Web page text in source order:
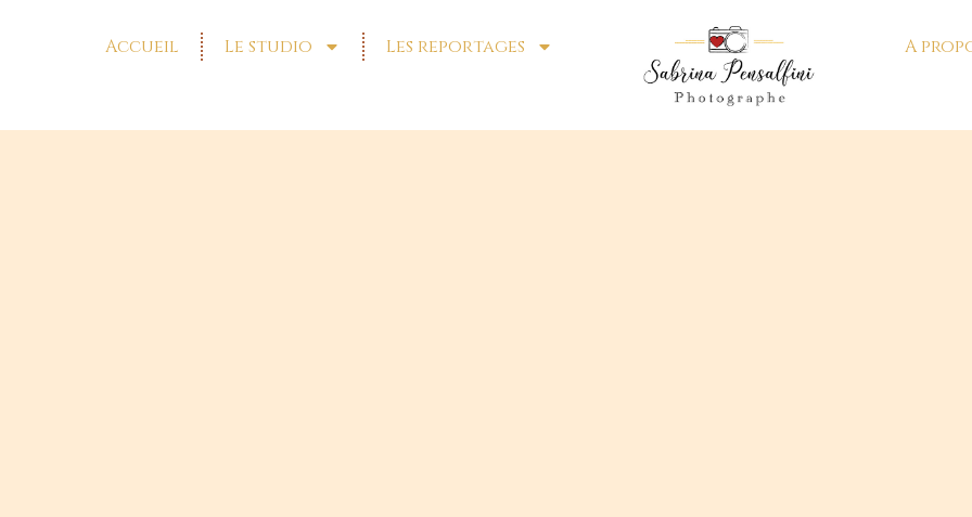
Accueil Le studio Les reportages A